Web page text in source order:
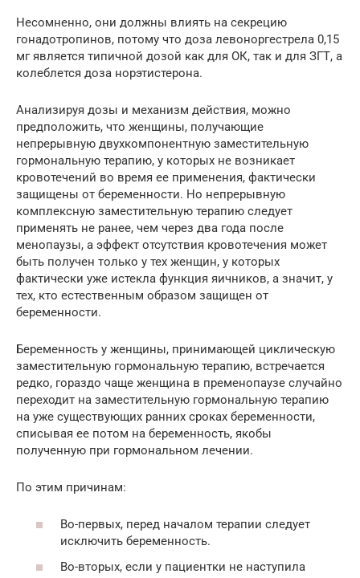
Несомненно, они должны влиять на секрецию
гонадотропинов, потому что доза левоноргестрела 0,15
мг является типичной дозой как для ОК, так и для ЗГТ, а
колеблется доза норэтистерона.
Анализируя дозы и механизм действия, можно
предположить, что женщины, получающие
непрерывную двухкомпонентную заместительную
гормональную терапию, у которых не возникает
кровотечений во время ее применения, фактически
защищены от беременности. Но непрерывную
комплексную заместительную терапию следует
применять не ранее, чем через два года после
менопаузы, а эффект отсутствия кровотечения может
быть получен только у тех женщин, у которых
фактически уже истекла функция яичников, а значит, у
тех, кто естественным образом защищен от
беременности.
Беременность у женщины, принимающей циклическую
заместительную гормональную терапию, встречается
редко, гораздо чаще женщина в пременопаузе случайно
переходит на заместительную гормональную терапию
на уже существующих ранних сроках беременности,
списывая ее потом на беременность, якобы
полученную при гормональном лечении.
По этим причинам:
Во-первых, перед началом терапии следует
исключить беременность.
Во-вторых, если у пациентки не наступила